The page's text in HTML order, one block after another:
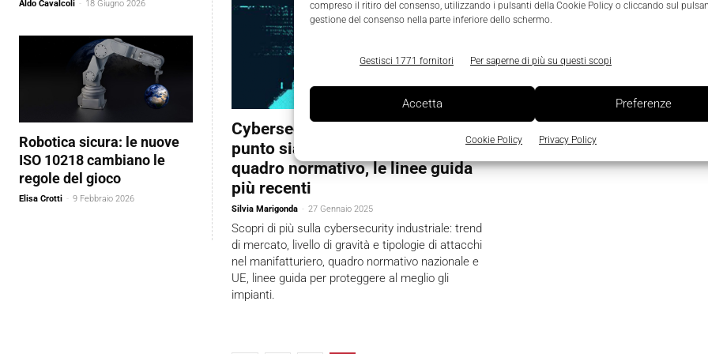
compreso il ritiro del consenso, utilizzando i pulsanti della Cookie Policy o cliccando sul
gestione del consenso nella parte inferiore dello schermo.
Gestisci 1771 fornitori Per saperne di più su questi scopi
Accetta Preferenze
Cookie Policy Privacy Policy
Aldo Cavalcoli - 18 Giugno 2026
Robotica sicura: le nuove
ISO 10218 cambiano le
regole del gioco
Elisa Crotti - 9 Febbraio 2026
Cybersecurity industriale, a che
punto siamo? Gli attacchi, il
quadro normativo, le linee guida
più recenti
Silvia Marigonda - 27 Gennaio 2025
Scopri di più sulla cybersecurity industriale: trend
di mercato, livello di gravità e tipologie di attacchi
nel manifatturiero, quadro normativo nazionale e
UE, linee guida per proteggere al meglio gli
impianti.